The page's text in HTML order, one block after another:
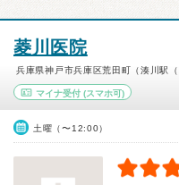
菱川医院
兵庫県神戸市兵庫区荒田町（湊川駅
マイナ受付 (スマホ可)
土曜（〜12:00）